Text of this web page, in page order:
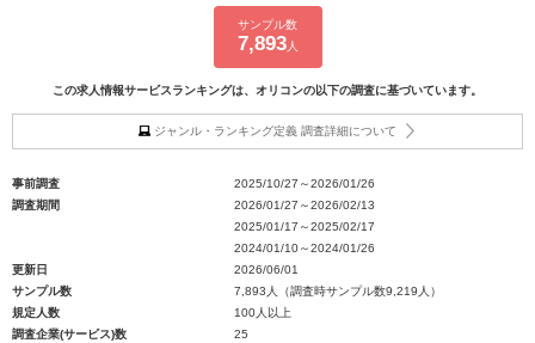
サンプル数
7,893人
この求人情報サービスランキングは、オリコンの以下の調査に基づいています。
ジャンル・ランキング定義 調査詳細について
事前調査
2025/10/27～2026/01/26
調査期間
2026/01/27～2026/02/13
2025/01/17～2025/02/17
2024/01/10～2024/01/26
更新日
2026/06/01
サンプル数
7,893人（調査時サンプル数9,219人）
規定人数
100人以上
調査企業(サービス)数
25